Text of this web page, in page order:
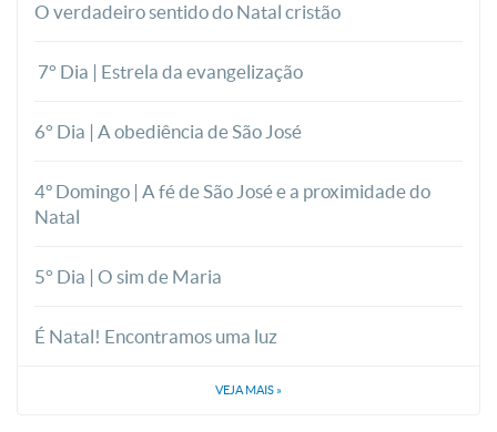
O verdadeiro sentido do Natal cristão
7° Dia | Estrela da evangelização
6° Dia | A obediência de São José
4º Domingo | A fé de São José e a proximidade do
Natal
5° Dia | O sim de Maria
É Natal! Encontramos uma luz
VEJA MAIS »